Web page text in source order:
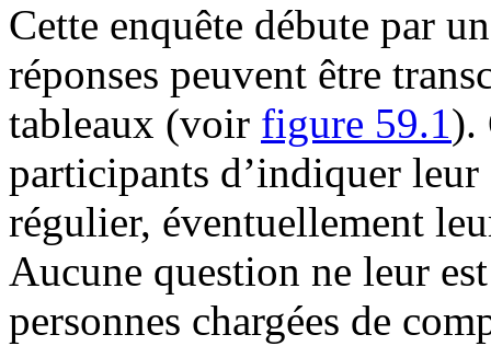
Cette enquête débute par
réponses peuvent être
tableaux (voir figure 59.1).
participants d’indiquer
régulier, éventuellement
Aucune question ne leur
personnes chargées de